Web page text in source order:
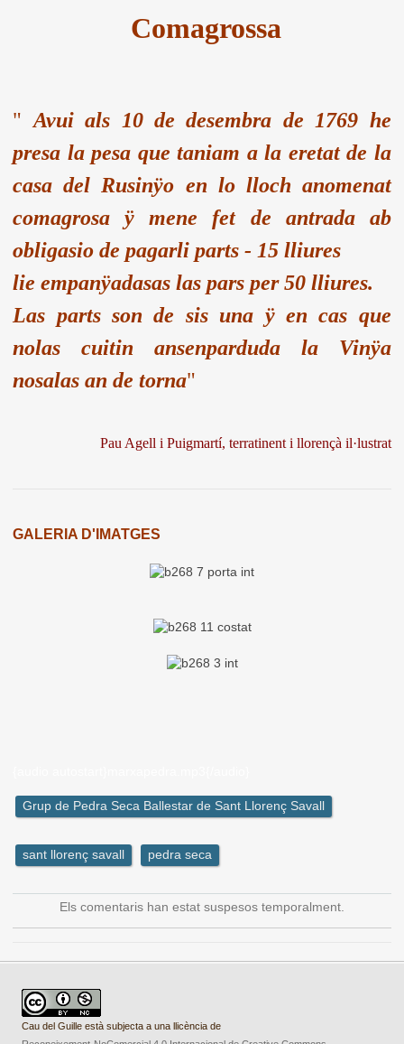
Comagrossa
" Avui als 10 de desembra de 1769 he
presa la pesa que taniam a la eretat de la
casa del Rusinÿo en lo lloch anomenat
comagrosa ÿ mene fet de antrada ab
obligasio de pagarli parts - 15 lliures
lie empanÿadasas las pars per 50 lliures.
Las parts son de sis una ÿ en cas que
nolas cuitin ansenparduda la Vinÿa
nosalas an de torna"
Pau Agell i Puigmartí, terratinent i llorençà il·lustrat
GALERIA D'IMATGES
Grup de Pedra Seca Ballestar de Sant Llorenç Savall
sant llorenç savall pedra seca
Els comentaris han estat suspesos temporalment.
Cau del Guille està subjecta a una llicència de